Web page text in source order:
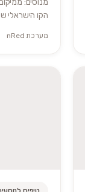
הקו הישראלי
מערכת nRed